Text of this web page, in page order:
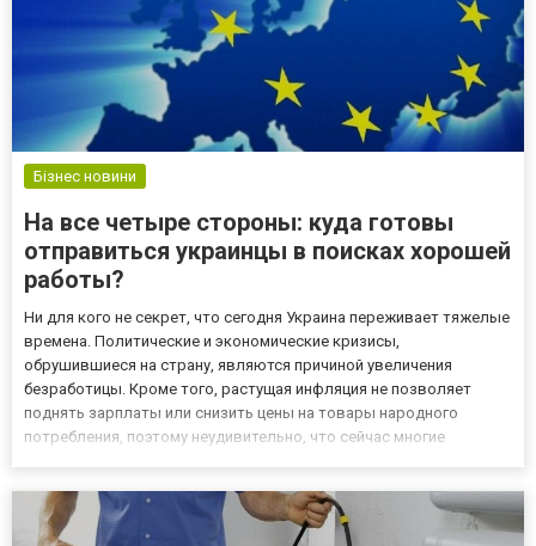
Бізнес новини
На все четыре стороны: куда готовы
отправиться украинцы в поисках хорошей
работы?
Ни для кого не секрет, что сегодня Украина переживает тяжелые
времена. Политические и экономические кризисы,
обрушившиеся на страну, являются причиной увеличения
безработицы. Кроме того, растущая инфляция не позволяет
поднять зарплаты или снизить цены на товары народного
потребления, поэтому неудивительно, что сейчас многие
ведь за границей за...